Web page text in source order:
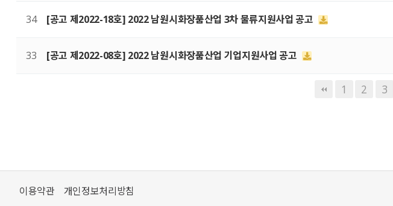
34 [공고 제2022-18호] 2022 남원시화장품산업 3차 물류지원사업 공고
33 [공고 제2022-08호] 2022 남원시화장품산업 기업지원사업 공고
1 2 3
이용약관 개인정보처리방침